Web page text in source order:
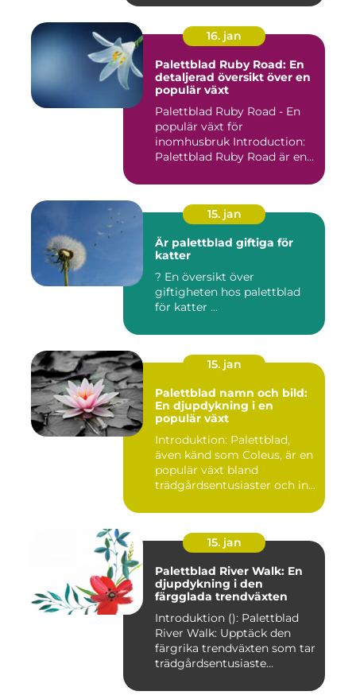
16. jan
Palettblad Ruby Road: En
detaljerad översikt över en
populär växt
Palettblad Ruby Road - En
populär växt för
inomhusbruk Introduction:
Palettblad Ruby Road är en
15. jan
Är palettblad giftiga för
katter
? En översikt över
giftigheten hos palettblad
för katter ...
15. jan
Palettblad namn och bild:
En djupdykning i en
populär växt
Introduktion: Palettblad,
även känd som Coleus, är en
populär växt bland
trädgårdsentusiaster och in...
15. jan
Palettblad River Walk: En
djupdykning i den
färgglada trendväxten
Introduktion (): Palettblad
River Walk: Upptäck den
färgrika trendväxten som tar
trädgårdsentusiaste...